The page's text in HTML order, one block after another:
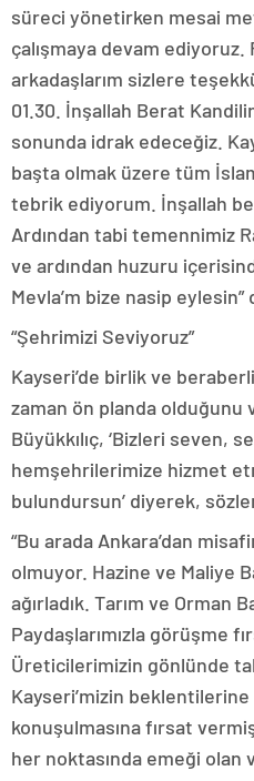
süreci yönetirken mesai
çalışmaya devam ediyoruz.
arkadaşlarım sizlere
01.30. İnşallah Berat
sonunda idrak edeceğiz.
başta olmak üzere tüm
tebrik ediyorum. İnşallah
Ardından tabi temennimiz
ve ardından huzuru
Mevla’m bize nasip eylesin”
“Şehrimizi Seviyoruz”
Kayseri’de birlik ve
zaman ön planda olduğunu
Büyükkılıç, ‘Bizleri seven,
hemşehrilerimize hizmet
bulundursun’ diyerek,
“Bu arada Ankara’dan
olmuyor. Hazine ve Maliye
ağırladık. Tarım ve Orman
Paydaşlarımızla görüşme
Üreticilerimizin gönlünde
Kayseri’mizin
konuşulmasına fırsat
her noktasında emeği olan